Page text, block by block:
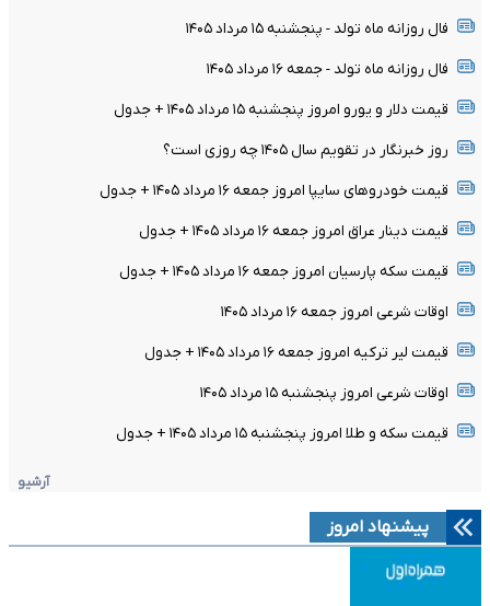
فال روزانه ماه تولد - پنجشنبه ۱۵ مرداد ۱۴۰۵
فال روزانه ماه تولد - جمعه ۱۶ مرداد ۱۴۰۵
قیمت دلار و یورو امروز پنجشنبه ۱۵ مرداد ۱۴۰۵ + جدول
روز خبرنگار در تقویم سال ۱۴۰۵ چه روزی است؟
قیمت خودرو‌های سایپا امروز جمعه ۱۶ مرداد ۱۴۰۵ + جدول
قیمت دینار عراق امروز جمعه ۱۶ مرداد ۱۴۰۵ + جدول
قیمت سکه پارسیان امروز جمعه ۱۶ مرداد ۱۴۰۵ + جدول
اوقات شرعی امروز جمعه ۱۶ مرداد ۱۴۰۵
قیمت لیر ترکیه امروز جمعه ۱۶ مرداد ۱۴۰۵ + جدول
اوقات شرعی امروز پنجشنبه ۱۵ مرداد ۱۴۰۵
قیمت سکه و طلا امروز پنجشنبه ۱۵ مرداد ۱۴۰۵ + جدول
آرشیو
پیشنهاد امروز